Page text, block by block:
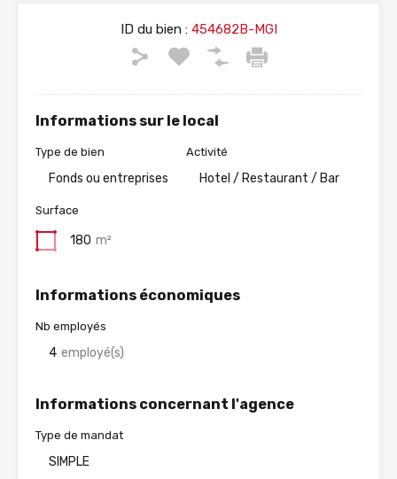
ID du bien :454682B-MGI
Informations sur le local
Type de bien
Fonds ou entreprises
Activité
Hotel / Restaurant / Bar
Surface
180 m²
Informations économiques
Nb employés
4 employé(s)
Informations concernant l'agence
Type de mandat
SIMPLE